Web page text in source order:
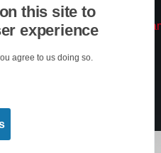
this site to
experience
agree to us doing so.